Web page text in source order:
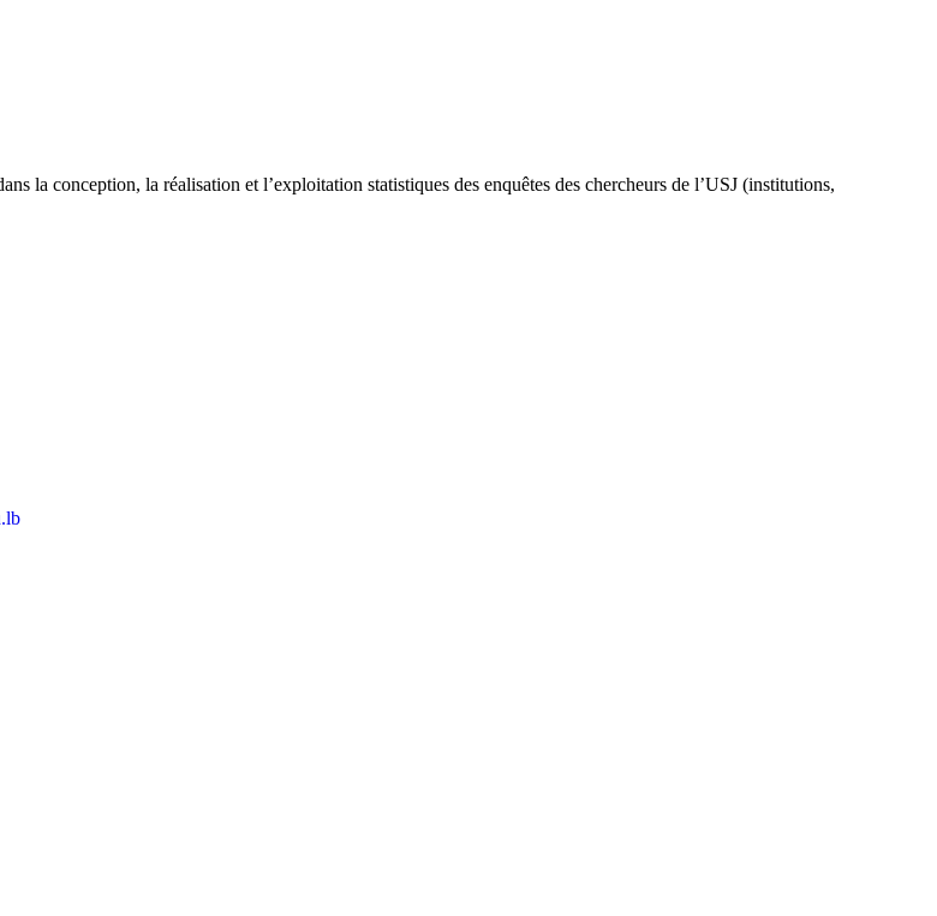
la conception, la réalisation et l’exploitation statistiques des enquêtes des chercheurs de l’USJ (institutions,